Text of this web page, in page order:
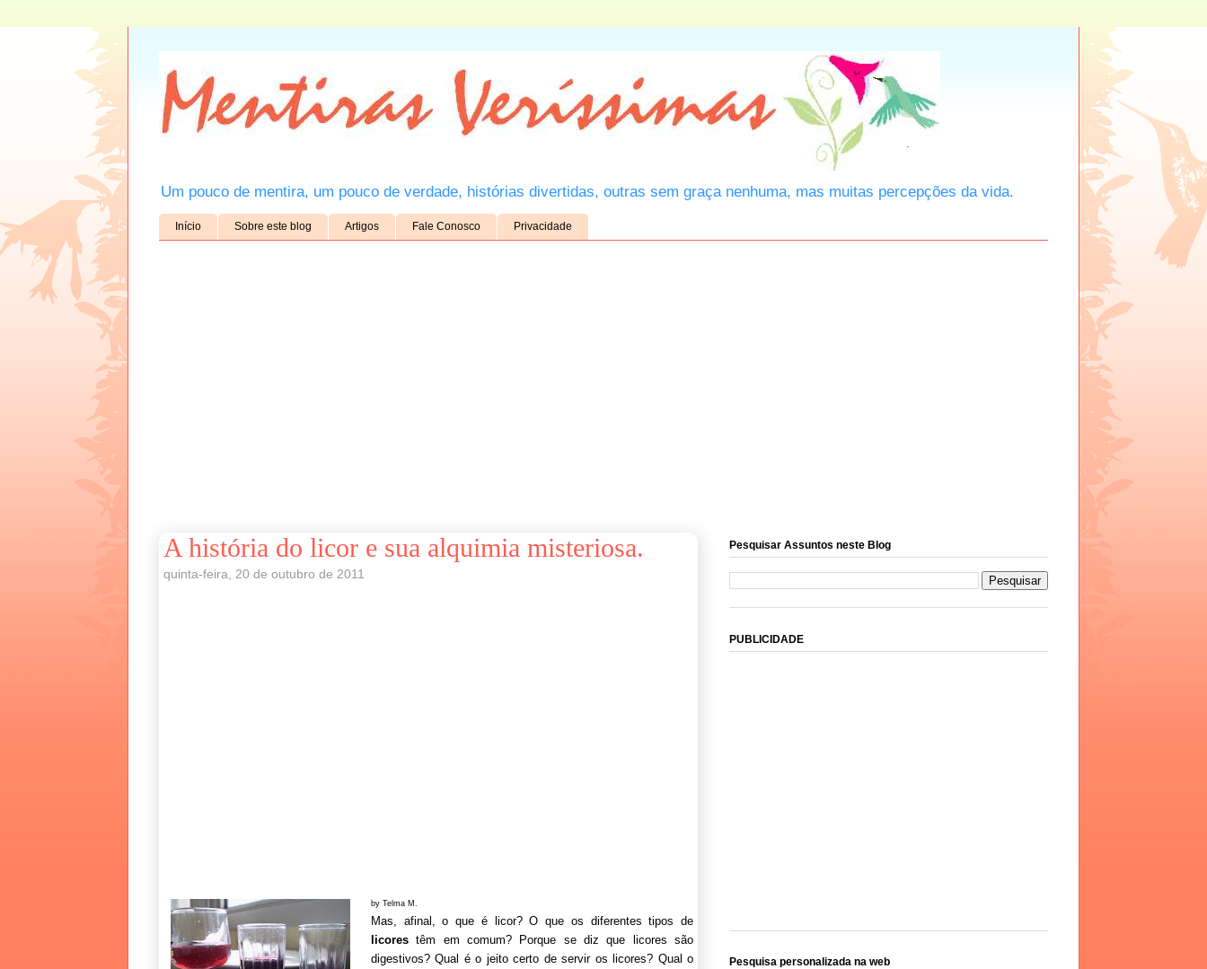
Um pouco de mentira, um pouco de verdade, histórias divertidas, outras sem graça nenhuma, mas muitas percepções da vida.
Início Sobre este blog Artigos Fale Conosco Privacidade
A história do licor e sua alquimia misteriosa.
quinta-feira, 20 de outubro de 2011
by Telma M.
Mas, afinal, o que é licor? O que os diferentes tipos de
licores têm em comum? Porque se diz que licores são
digestivos? Qual é o jeito certo de servir os licores? Qual o
Pesquisar Assuntos neste Blog
PUBLICIDADE
Pesquisa personalizada na web